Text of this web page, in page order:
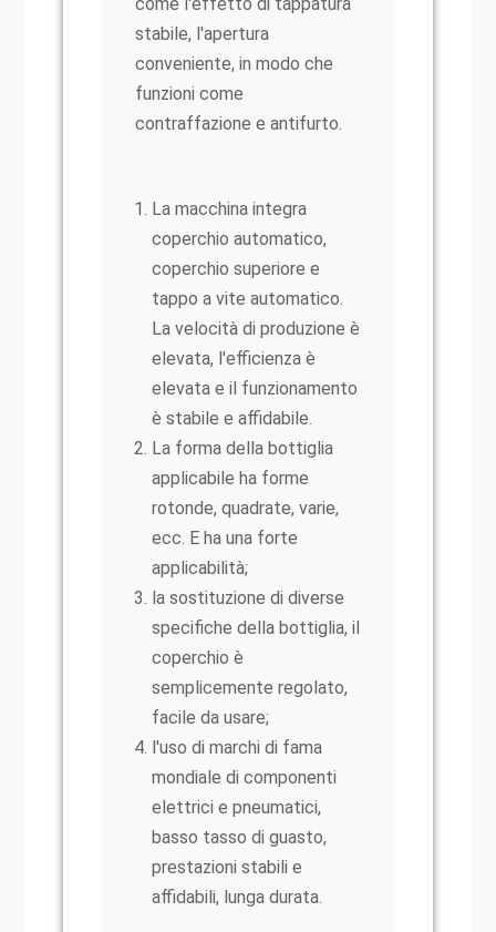
stabile, l'apertura
conveniente, in modo che
funzioni come
contraffazione e antifurto.
La macchina integra
coperchio automatico,
coperchio superiore e
tappo a vite automatico.
La velocità di produzione è
elevata, l'efficienza è
elevata e il funzionamento
è stabile e affidabile.
La forma della bottiglia
applicabile ha forme
rotonde, quadrate, varie,
ecc. E ha una forte
applicabilità;
la sostituzione di diverse
specifiche della bottiglia, il
coperchio è
semplicemente regolato,
facile da usare;
l'uso di marchi di fama
mondiale di componenti
elettrici e pneumatici,
basso tasso di guasto,
prestazioni stabili e
affidabili, lunga durata.